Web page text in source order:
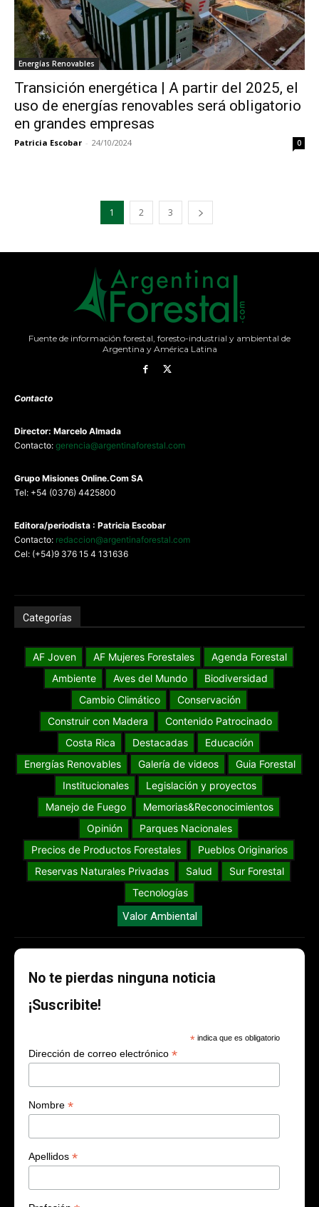
Energías Renovables
Transición energética | A partir del 2025, el
uso de energías renovables será obligatorio
en grandes empresas
Patricia Escobar - 24/10/2024 0
1 2 3
Fuente de información forestal, foresto-industrial y ambiental de
Argentina y América Latina
Contacto
Director: Marcelo Almada
Contacto: gerencia@argentinaforestal.com
Grupo Misiones Online.Com SA
Tel: +54 (0376) 4425800
Editora/periodista : Patricia Escobar
Contacto: redaccion@argentinaforestal.com
Cel: (+54)9 376 15 4 131636
Categorías
AF Joven AF Mujeres Forestales
Agenda Forestal
Ambiente
Aves del Mundo
Biodiversidad
Cambio Climático
Conservación
Construir con Madera
Contenido Patrocinado
Costa Rica
Destacadas
Educación
Energías Renovables
Galería de videos
Guia Forestal
Institucionales
Legislación y proyectos
Manejo de Fuego
Memorias&Reconocimientos
Opinión
Parques Nacionales
Precios de Productos Forestales
Pueblos Originarios
Reservas Naturales Privadas
Salud
Sur Forestal
Tecnologías
Valor Ambiental
No te pierdas ninguna noticia
¡Suscribite!
* indica que es obligatorio
Dirección de correo electrónico *
Nombre *
Apellidos *